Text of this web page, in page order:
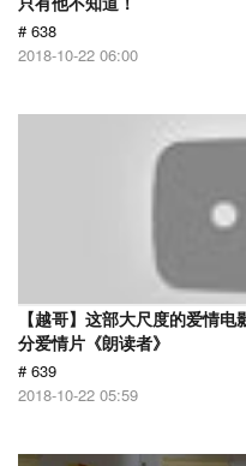
# 638
2018-10-22 06:00
【越哥】这部大尺度的爱情
分爱情片《朗读者》
# 639
2018-10-22 05:59